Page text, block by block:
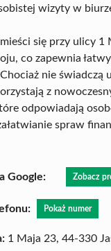
wizyty w
się przy ulicy 1
co zapewnia
nie świadczą
z
odpowiadają
spraw
Google: Zobacz
Pokaż numer
1 Maja 23, 44-330